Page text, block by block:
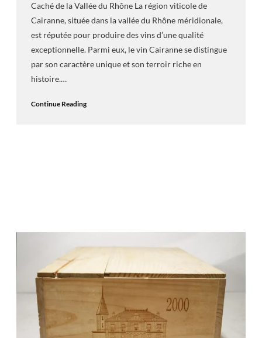
Caché de la Vallée du Rhône La région viticole de
Cairanne, située dans la vallée du Rhône méridionale,
est réputée pour produire des vins d’une qualité
exceptionnelle. Parmi eux, le vin Cairanne se distingue
par son caractère unique et son terroir riche en
histoire.…
Continue Reading